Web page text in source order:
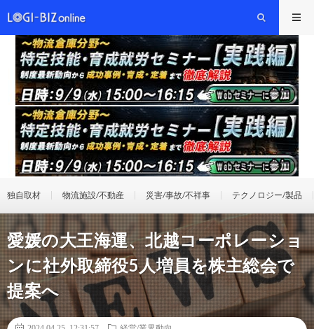
独自取材 物流施設/不動産 災害/事故/不祥事 テクノロジー/製品
愛媛の大王海運、北越コーポレーショ
ンに社外取締役5人増員を株主総会で
提案へ